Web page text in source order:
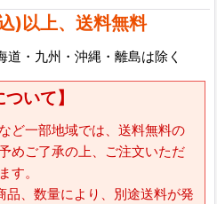
)以上、送料無料
・九州・沖縄・離島は除く
いて】
ど一部地域では、送料無料の
めご了承の上、ご注文いただ
す。
、数量により、別途送料が発